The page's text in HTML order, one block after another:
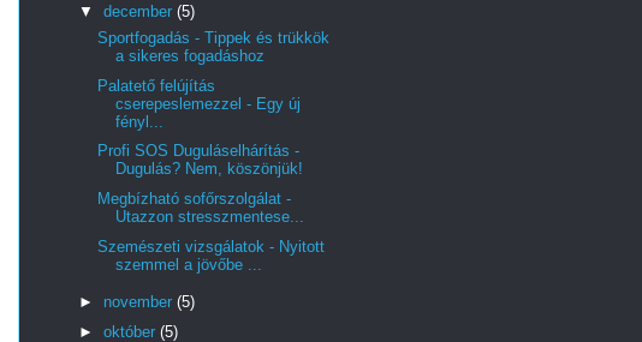
▼ december (5)
Sportfogadás - Tippek és trükkök
a sikeres fogadáshoz
Palatető felújítás
cserepeslemezzel - Egy új
fényl...
Profi SOS Duguláselhárítás -
Dugulás? Nem, köszönjük!
Megbízható sofőrszolgálat -
Utazzon stresszmentese...
Szemészeti vizsgálatok - Nyitott
szemmel a jövőbe ...
► november (5)
► október (5)